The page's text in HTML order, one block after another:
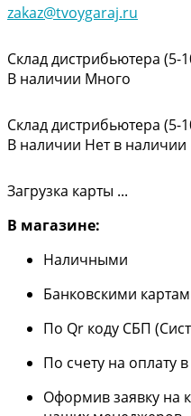
zakaz@tvoygaraj.ru
Склад дистрибьютера (5-
В наличии Много
Склад дистрибьютера (5-
В наличии Нет в наличии
Загрузка карты ...
В магазине:
Наличными
Банковскими
По Qr коду СБП
По счету на оплату
Оформив заявку на